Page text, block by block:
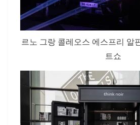
르노 그랑 콜레오스 에스프리 알
트쇼